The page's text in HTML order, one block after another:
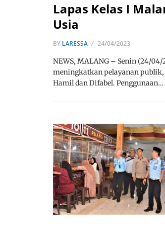
Lapas Kelas I
Usia
BY LARESSA 24/04/2023
NEWS, MALANG – Senin (24/
meningkatkan pelayanan
Hamil dan Difabel. Penggunaan…